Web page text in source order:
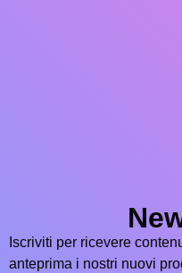
Iscriviti per ricevere
anteprima i nostri nuovi